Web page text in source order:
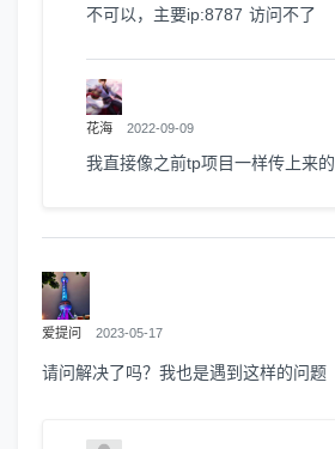
不可以，主要ip:8787 访问不了
花海 2022-09-09
我直接像之前tp项目一样传上来的
爱提问 2023-05-17
请问解决了吗？我也是遇到这样的问题